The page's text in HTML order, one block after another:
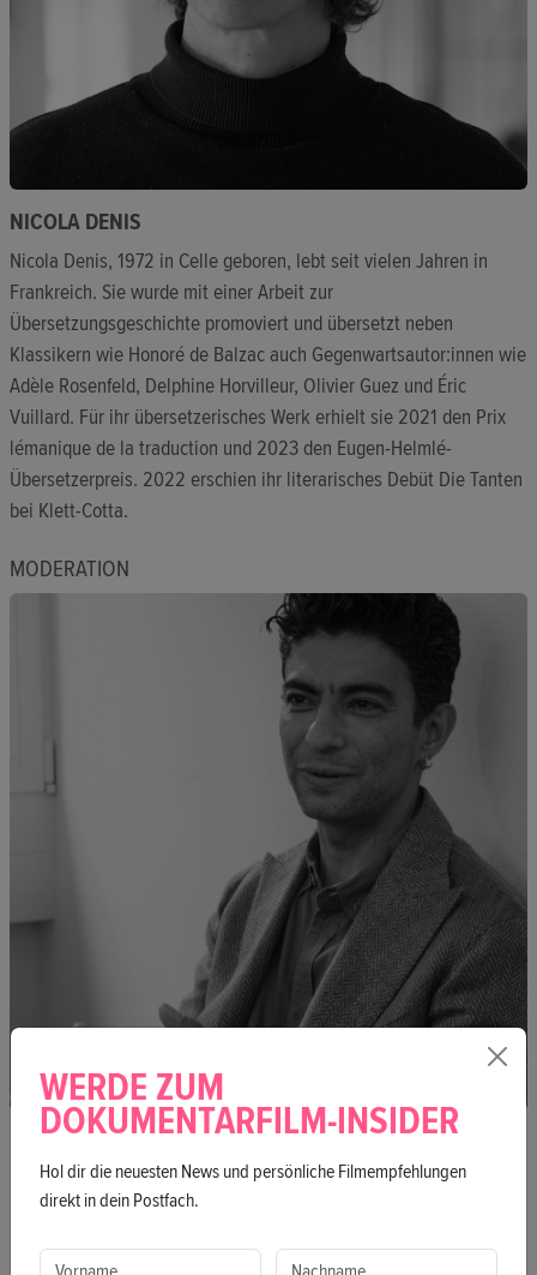
NICOLA DENIS
Nicola Denis, 1972 in Celle geboren, lebt seit vielen Jahren in
Frankreich. Sie wurde mit einer Arbeit zur
Übersetzungsgeschichte promoviert und übersetzt neben
Klassikern wie Honoré de Balzac auch Gegenwartsautor:innen wie
Adèle Rosenfeld, Delphine Horvilleur, Olivier Guez und Éric
Vuillard. Für ihr übersetzerisches Werk erhielt sie 2021 den Prix
lémanique de la traduction und 2023 den Eugen-Helmlé-
Übersetzerpreis. 2022 erschien ihr literarisches Debüt Die Tanten
bei Klett-Cotta.
MODERATION
Hernán D. Caro ist ein in Kolumbien geborener Autor, Moderator
und Redakteur, der seit 2001 in Deutschland lebt. In Bogotá und
Berlin hat er Philosophie und Geschichte studiert und hat einen
WERDE ZUM
DOKUMENTARFILM-INSIDER
Hol dir die neuesten News und persönliche Filmempfehlungen
direkt in dein Postfach.